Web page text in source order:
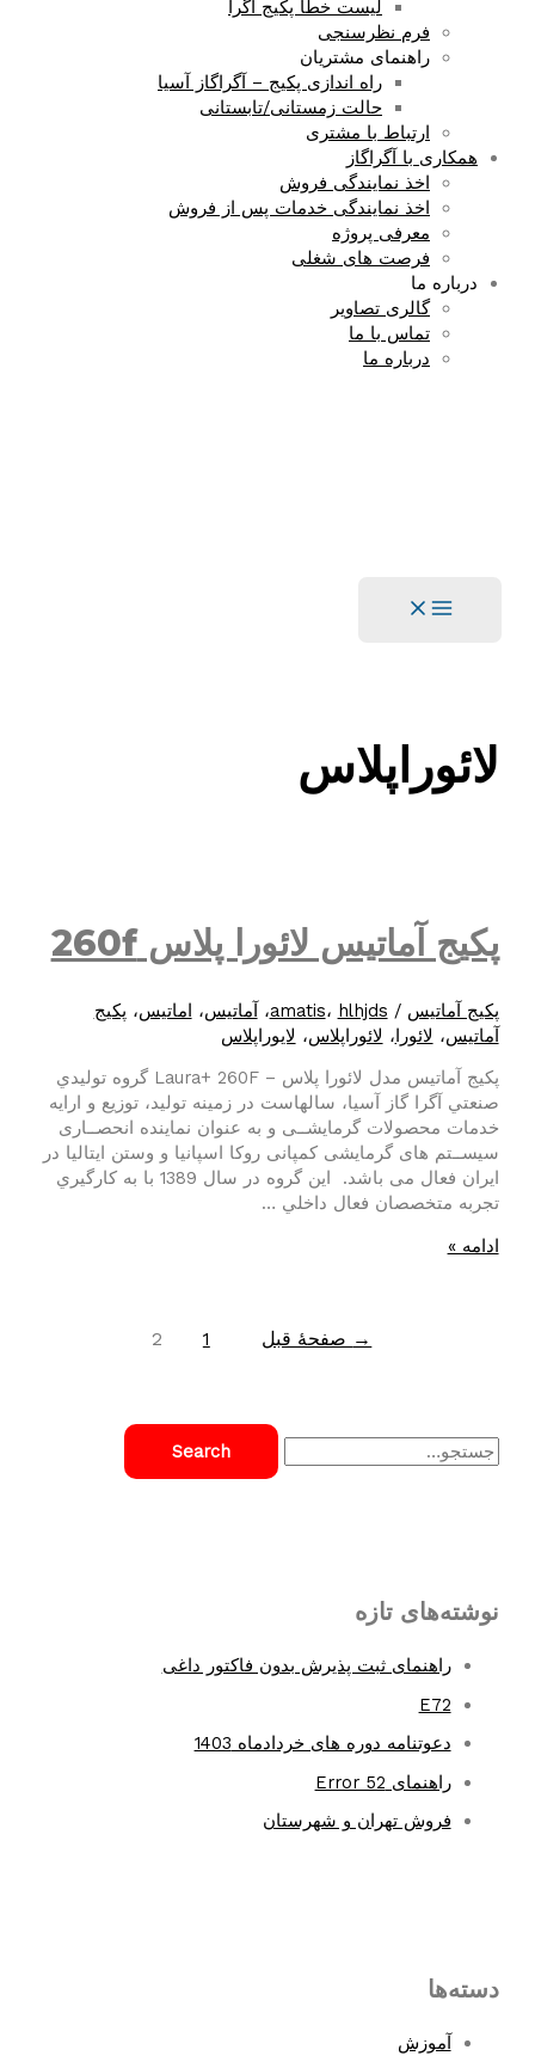
لیست خطا پکیج آگرا
فرم نظرسنجی
راهنمای مشتریان
راه اندازی پکیج – آگراگاز آسیا
حالت زمستانی/تابستانی
ارتباط با مشتری
همکاری با آگراگاز
اخذ نمایندگی فروش
اخذ نمایندگی خدمات پس از فروش
معرفی پروژه
فرصت های شغلی
درباره ما
گالری تصاویر
تماس با ما
درباره ما
Main
لائوراپلاس
پکیج آماتیس لائورا پلاس 260f
پکیج آماتیس /
amatis، hlhjds ، آماتیس، اماتیس، پکیج
آماتیس، لائورا، لائوراپلاس، لایوراپلاس
پکیج آماتیس مدل لائورا پلاس – Laura+ 260F گروه توليدي
صنعتي آگرا گاز آسيا، سالهاست در زمينه توليد، توزیع و ارایه
خدمات محصولات گرمایشــی و به عنوان نماینده انحصــاری
سيســتم های گرمایشی کمپانی روکا اسپانيا و وستن ایتاليا در
ایران فعال می باشد. این گروه در سال 1389 با به کارگيري
تجربه متخصصان فعال داخلي …
پکیج
ادامه »
صفحه‌بندی
→ صفحهٔ قبل 1
2
S
h
نوشته‌های تازه
راهنمای ثبت پذیرش بدون فاکتور داغی
E72
دعوتنامه دوره های خردادماه 1403
راهنمای Error 52
فروش تهران و شهرستان
دسته‌ها
آموزش